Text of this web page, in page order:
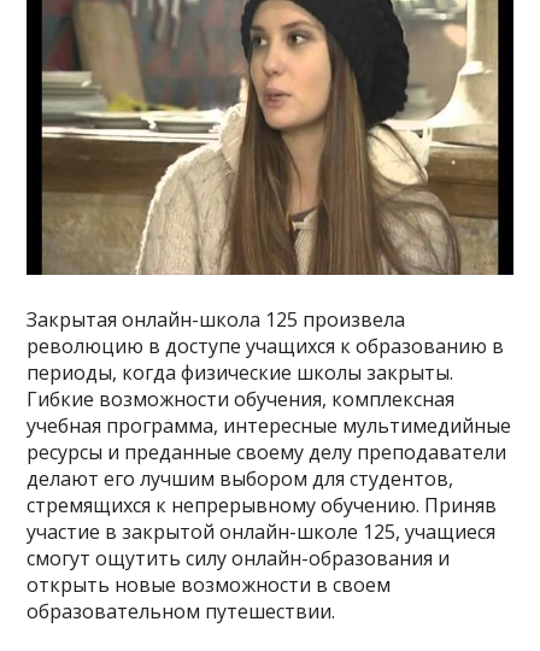
Закрытая онлайн-школа 125 произвела
революцию в доступе учащихся к образованию в
периоды, когда физические школы закрыты.
Гибкие возможности обучения, комплексная
учебная программа, интересные мультимедийные
ресурсы и преданные своему делу преподаватели
делают его лучшим выбором для студентов,
стремящихся к непрерывному обучению. Приняв
участие в закрытой онлайн-школе 125, учащиеся
смогут ощутить силу онлайн-образования и
открыть новые возможности в своем
образовательном путешествии.